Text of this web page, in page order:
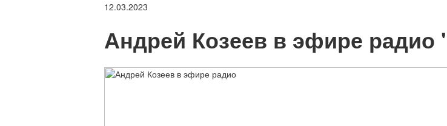
12.03.2023
Андрей Козеев в эфире